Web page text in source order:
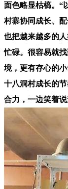
面色略显枯槁。“
村寨协同成长、
也把越来越多的
忙碌。很容易就
境，更有存心的
十八洞村成长的
合力，一边笑着